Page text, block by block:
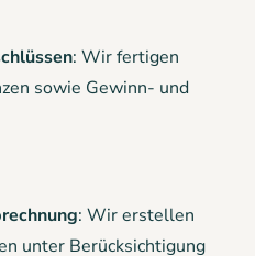
: Wir fertigen
sowie Gewinn- und
: Wir erstellen
unter Berücksichtigung